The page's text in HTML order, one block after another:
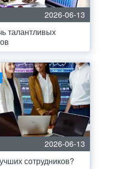
2026-06-13
талантливых
2026-06-13
сотрудников?